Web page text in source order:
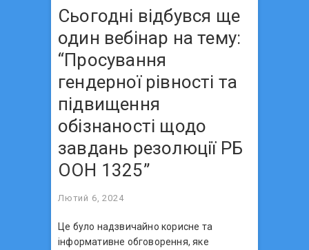
Сьогодні відбувся ще
один вебінар на тему:
“Просування
гендерної рівності та
підвищення
обізнаності щодо
завдань резолюції РБ
ООН 1325”
Лютий 6, 2024
Це було надзвичайно корисне та
інформативне обговорення, яке